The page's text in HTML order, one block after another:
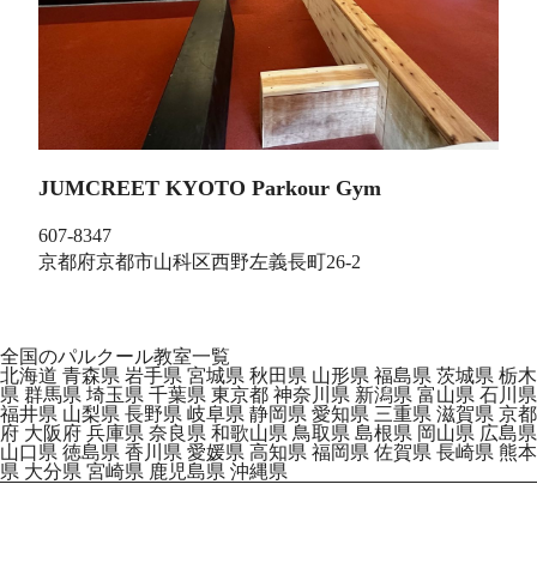
JUMCREET KYOTO Parkour Gym
607-8347
京都府京都市山科区西野左義長町26-2
全国のパルクール教室一覧
北海道 青森県 岩手県 宮城県 秋田県 山形県 福島県 茨城県 栃木
県 群馬県 埼玉県 千葉県 東京都 神奈川県 新潟県 富山県 石川県
福井県 山梨県 長野県 岐阜県 静岡県 愛知県 三重県 滋賀県 京都
府 大阪府 兵庫県 奈良県 和歌山県 鳥取県 島根県 岡山県 広島県
山口県 徳島県 香川県 愛媛県 高知県 福岡県 佐賀県 長崎県 熊本
県 大分県 宮崎県 鹿児島県 沖縄県